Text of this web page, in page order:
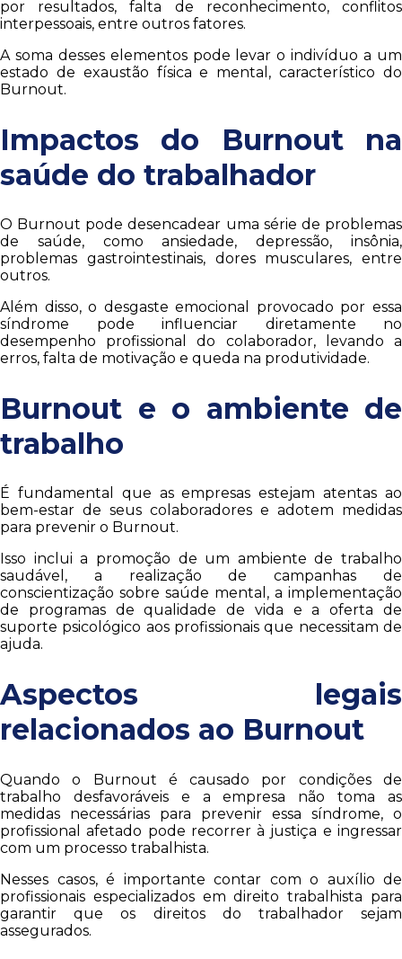
por resultados, falta de reconhecimento, conflitos
interpessoais, entre outros fatores.
A soma desses elementos pode levar o indivíduo a um
estado de exaustão física e mental, característico do
Burnout.
Impactos do Burnout na
saúde do trabalhador
O Burnout pode desencadear uma série de problemas
de saúde, como ansiedade, depressão, insônia,
problemas gastrointestinais, dores musculares, entre
outros.
Além disso, o desgaste emocional provocado por essa
síndrome pode influenciar diretamente no
desempenho profissional do colaborador, levando a
erros, falta de motivação e queda na produtividade.
Burnout e o ambiente de
trabalho
É fundamental que as empresas estejam atentas ao
bem-estar de seus colaboradores e adotem medidas
para prevenir o Burnout.
Isso inclui a promoção de um ambiente de trabalho
saudável, a realização de campanhas de
conscientização sobre saúde mental, a implementação
de programas de qualidade de vida e a oferta de
suporte psicológico aos profissionais que necessitam de
ajuda.
Aspectos legais
relacionados ao Burnout
Quando o Burnout é causado por condições de
trabalho desfavoráveis e a empresa não toma as
medidas necessárias para prevenir essa síndrome, o
profissional afetado pode recorrer à justiça e ingressar
com um processo trabalhista.
Nesses casos, é importante contar com o auxílio de
profissionais especializados em direito trabalhista para
garantir que os direitos do trabalhador sejam
assegurados.